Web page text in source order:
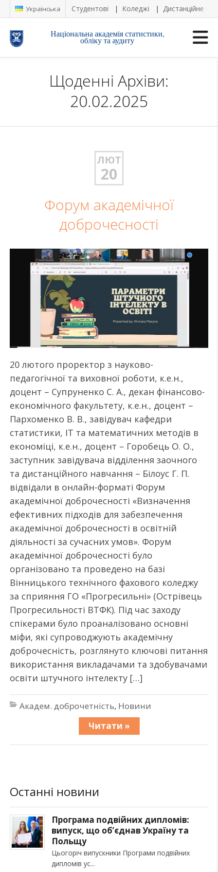
Українська Студентові Коледжі Дистанційне
Національна академія статистики,
обліку та аудиту
Щоденні Архіви:
20.02.2025
ЛЮТ
20
Форум академічної
доброчесності
20 лютого проректор з науково-
педагогічної та виховної роботи, к.е.н.,
доцент – Супруненко С. А., декан фінансово-
економічного факультету, к.е.н., доцент –
Пархоменко В. В., завідувач кафедри
статистики, ІТ та математичних методів в
економіці, к.е.н., доцент – Горобець О. О.,
заступник завідувача відділення заочного
та дистанційного навчання – Білоус Г. П.
відвідали в онлайн-форматі Форум
академічної доброчесності «Визначення
ефективних підходів для забезпечення
академічної доброчесності в освітній
діяльності за сучасних умов». Форум
академічної доброчесності було
організовано та проведено на базі
Вінницького технічного фахового коледжу
за сприяння ГО «Прогресильні» (Острівець
Прогресильності ВТФК). Під час заходу
спікерами було проаналізовано основні
міфи, які супроводжують академічну
доброчесність, розглянуто ключові питання
використання викладачами та здобувачами
освіти штучного інтелекту […]
Академ. доброчетність, Новини
Читати »
Останні новини
Програма подвійних дипломів:
випуск, що об’єднав Україну та
Польщу
Цьогоріч випускники Програми подвійних
дипломів ус